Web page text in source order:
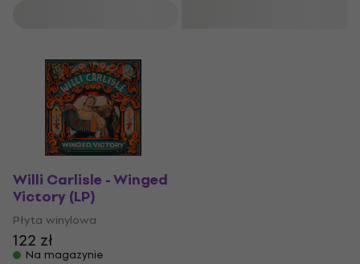
Willi Carlisle - Winged
Victory (LP)
Płyta winylowa
122 zł
Na magazynie